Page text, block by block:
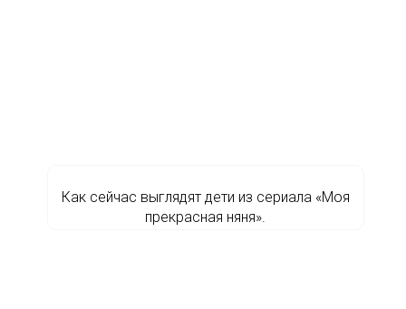
Как сейчас выглядят дети из сериала «Моя
прекрасная няня».